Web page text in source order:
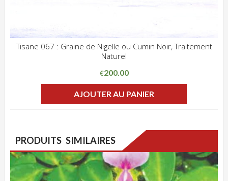
Tisane 067 : Graine de Nigelle ou Cumin Noir, Traitement
Naturel
€200.00
AJOUTER AU PANIER
PRODUITS SIMILAIRES